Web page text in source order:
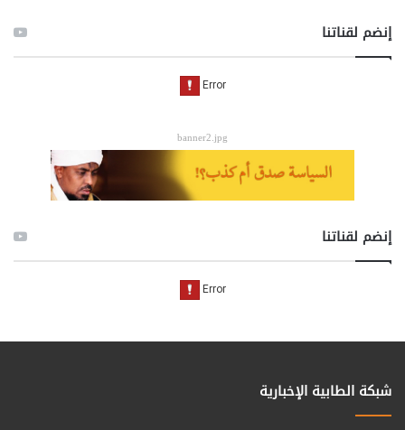
إنضم لقناتنا
banner2.jpg
إنضم لقناتنا
شبكة الطابية الإخبارية